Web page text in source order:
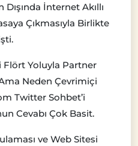
İnternet Akıllı
Çıkmasıyla Birlikte
Flört Yoluyla Partner
Neden Çevrimiçi
Twitter Sohbet’i
Cevabı Çok Basit.
ve Web Sitesi